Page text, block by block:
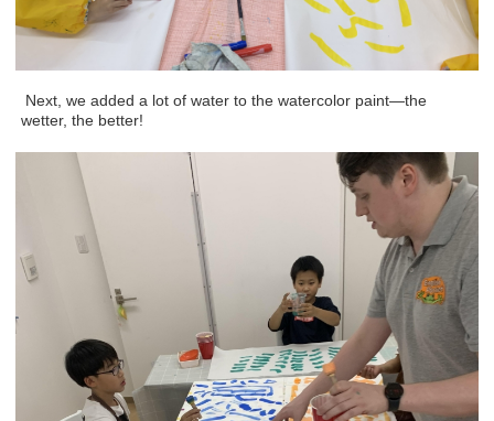
Next, we added a lot of water to the watercolor paint—the
wetter, the better!